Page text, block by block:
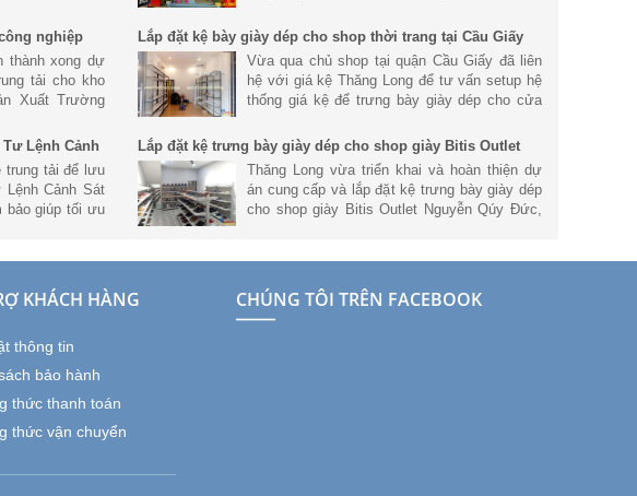
nghiệp
thành xong dự
tải cho kho
Xuất Trường
Lệnh Cảnh
trung tải để lưu
Cảnh Sát
giúp tối ưu
Lắp đặt kệ bày giày dép cho shop thời trang tại Cầu Giấy
Vừa qua chủ shop tại quận Cầu Giấy đã liên
hệ với giá kệ Thăng Long để tư vấn setup hệ
thống giá kệ để trưng bày giày dép cho cửa
đại và chuyên nghiệp nhất.
Lắp đặt kệ trưng bày giày dép cho shop giày Bitis Outlet
Nguyễn Qúy ĐứcThăng Long vừa triển khai và hoàn thiện dự
án cung cấp và lắp đặt kệ trưng bày giày dép
cho shop giày Bitis Outlet Nguyễn Qúy Đức,
CHÚNG TÔI TRÊN FACEBOOK
KHÁCH HÀNG
thông tin
bảo hành
thức thanh toán
thức vận chuyển